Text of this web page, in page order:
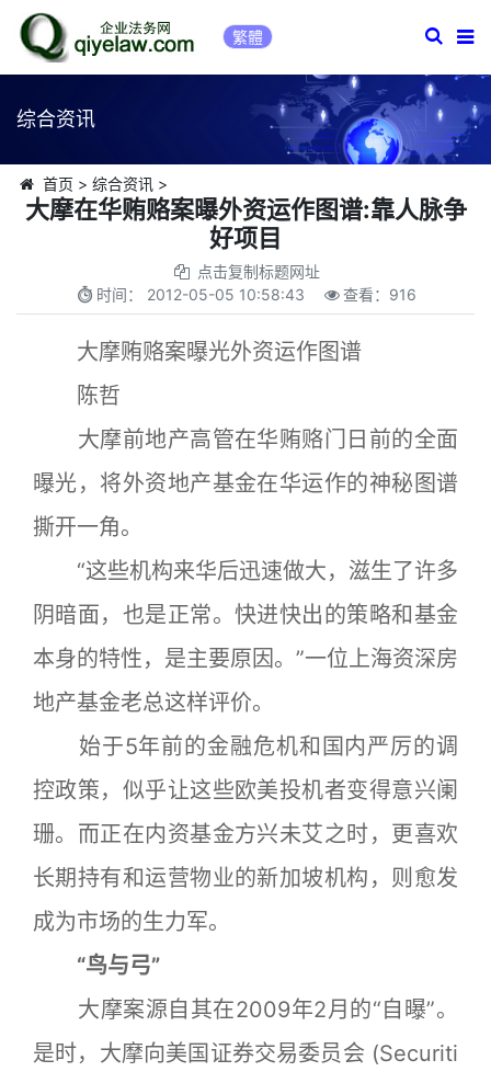
繁體
综合资讯
首页 > 综合资讯>
大摩在华贿赂案曝外资运作图谱:靠人脉争
好项目
点击复制标题网址
时间： 2012-05-05 10:58:43 查看： 916
大摩贿赂案曝光外资运作图谱
陈哲
大摩前地产高管在华贿赂门日前的全面
曝光，将外资地产基金在华运作的神秘图谱
撕开一角。
“这些机构来华后迅速做大，滋生了许多
阴暗面，也是正常。快进快出的策略和基金
本身的特性，是主要原因。”一位上海资深房
地产基金老总这样评价。
始于5年前的金融危机和国内严厉的调
控政策，似乎让这些欧美投机者变得意兴阑
珊。而正在内资基金方兴未艾之时，更喜欢
长期持有和运营物业的新加坡机构，则愈发
成为市场的生力军。
“鸟与弓”
大摩案源自其在2009年2月的“自曝”。
是时，大摩向美国证券交易委员会 (Securiti